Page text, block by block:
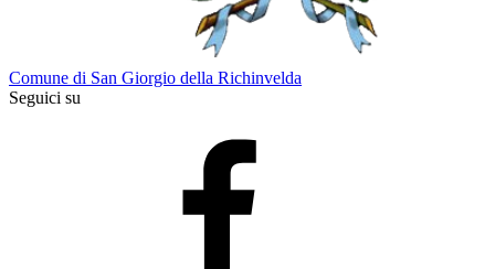
Comune di San Giorgio della Richinvelda
Seguici su